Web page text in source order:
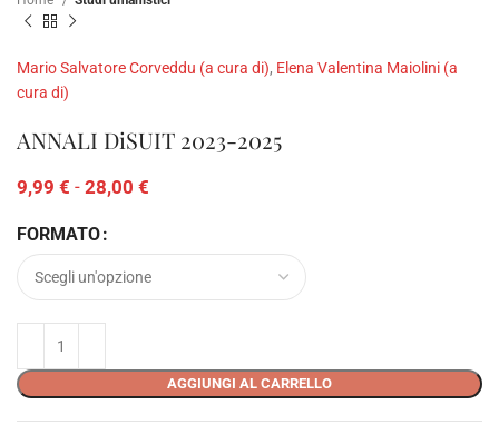
Mario Salvatore Corveddu (a cura di), Elena Valentina Maiolini (a
cura di)
ANNALI DiSUIT 2023-2025
9,99 € - 28,00 €
FORMATO
AGGIUNGI AL CARRELLO